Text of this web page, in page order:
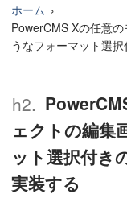
ホーム
PowerCMS Xの任意
うなフォーマット選
ェクトの編集
ット選択付き
実装する